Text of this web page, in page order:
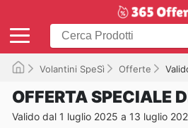
Volantini SpeSì Offerte
OFFERTA SPECIALE
Valido dal 1 luglio 2025 a 13 luglio